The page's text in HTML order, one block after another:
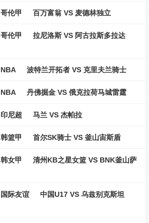
哥伦甲 百万富翁 VS 麦德林独立
哥伦甲
拉尼洛斯 VS 阿古拉斯多拉达
NBA 波特兰开拓者 VS 克里夫兰骑士
NBA 丹佛掘金 VS 俄克拉荷马城雷霆
印尼超 马兰 VS 杰帕拉
韩篮甲 首尔SK骑士 VS 釜山宙斯盾
韩女甲
清州KB之星女篮 VS BNK釜山萨
国际友谊
中国U17 VS 乌兹别克斯坦